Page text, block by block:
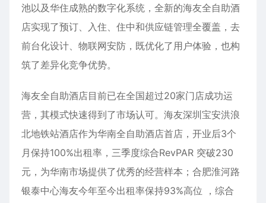
池以及华住成熟的数字化系统，全新的海友全自助酒
店实现了预订、入住、住中和供应链管理全覆盖，去
前台化设计、物联网安防，既优化了用户体验，也构
筑了差异化竞争优势。
海友全自助酒店目前已在全国超过20家门店成功运
营，其模式快速得到了市场认可。海友深圳宝安洪浪
北地铁站酒店作为华南全自助酒店首店，开业后3个
月保持100%出租率，三季度综合RevPAR 突破230
元，为华南市场提供了优秀的经营样本；合肥淮河路
银泰中心海友今年至今出租率保持93%高位 ，综合